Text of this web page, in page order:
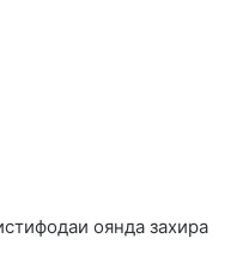
оянда захира